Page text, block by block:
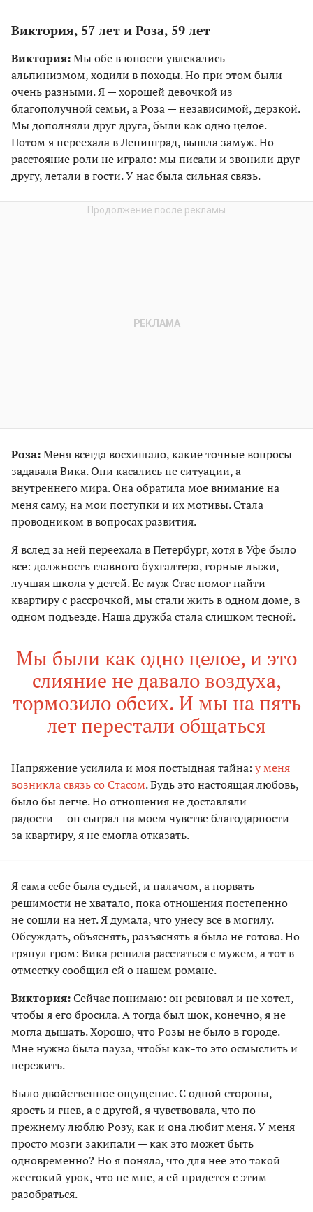
Виктория, 57 лет и Роза, 59 лет
Виктория:Мы обе в юности увлекались
альпинизмом, ходили в походы. Но при этом были
очень разными. Я — хорошей девочкой из
благополучной семьи, а Роза — независимой, дерзкой.
Мы дополняли друг друга, были как одно целое.
Потом я переехала в Ленинград, вышла замуж. Но
расстояние роли не играло: мы писали и звонили друг
другу, летали в гости. У нас была сильная связь.
Роза:Меня всегда восхищало, какие точные вопросы
задавала Вика. Они касались не ситуации, а
внутреннего мира. Она обратила мое внимание на
меня саму, на мои поступки и их мотивы. Стала
проводником в вопросах развития.
Я вслед за ней переехала в Петербург, хотя в Уфе было
все: должность главного бухгалтера, горные лыжи,
лучшая школа у детей. Ее муж Стас помог найти
квартиру с рассрочкой, мы стали жить в одном доме, в
одном подъезде. Наша дружба стала слишком тесной.
Мы были как одно целое, и это
слияние не давало воздуха,
тормозило обеих. И мы на пять
лет перестали общаться
Напряжение усилила и моя постыдная тайна: у меня
возникла связь со Стасом. Будь это настоящая любовь,
было бы легче. Но отношения не доставляли
радости — он сыграл на моем чувстве благодарности
за квартиру, я не смогла отказать.
Я сама себе была судьей, и палачом, а порвать
решимости не хватало, пока отношения постепенно
не сошли на нет. Я думала, что унесу все в могилу.
Обсуждать, объяснять, разъяснять я была не готова. Но
грянул гром: Вика решила расстаться с мужем, а тот в
отместку сообщил ей о нашем романе.
Виктория:Сейчас понимаю: он ревновал и не хотел,
чтобы я его бросила. А тогда был шок, конечно, я не
могла дышать. Хорошо, что Розы не было в городе.
Мне нужна была пауза, чтобы как-то это осмыслить и
пережить.
Было двойственное ощущение. С одной стороны,
ярость и гнев, а с другой, я чувствовала, что по-
прежнему люблю Розу, как и она любит меня. У меня
просто мозги закипали — как это может быть
одновременно? Но я поняла, что для нее это такой
жестокий урок, что не мне, а ей придется с этим
разобраться.